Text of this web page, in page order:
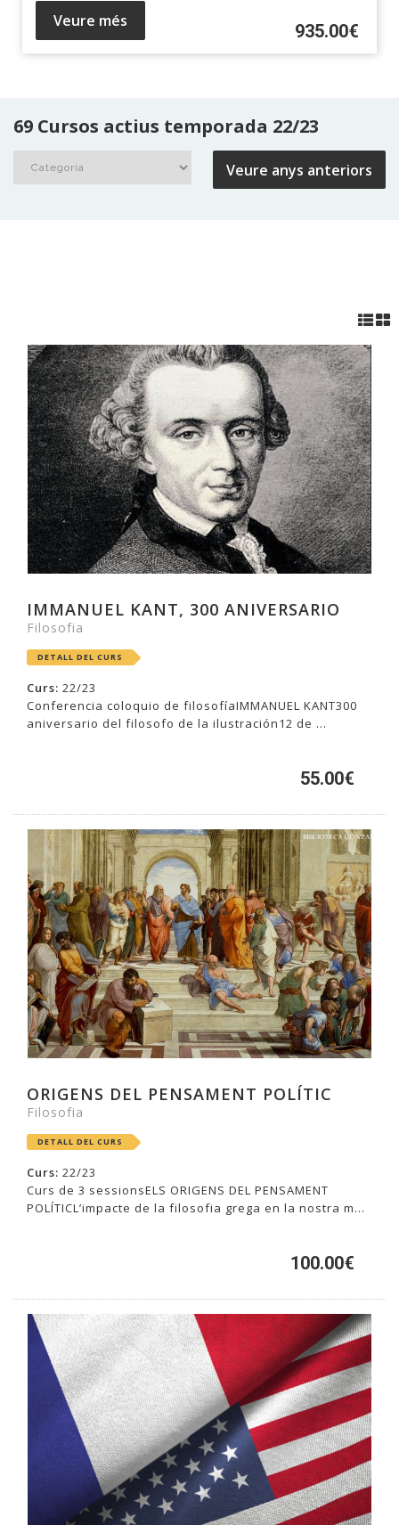
Veure més 935.00€
69 Cursos actius temporada 22/23
Veure anys anteriors
IMMANUEL KANT, 300 ANIVERSARIO
Filosofia
DETALL DEL CURS
Curs: 22/23
Conferencia coloquio de filosofíaIMMANUEL KANT300
aniversario del filosofo de la ilustración12 de ...
55.00€
ORIGENS DEL PENSAMENT POLÍTIC
Filosofia
DETALL DEL CURS
Curs: 22/23
Curs de 3 sessionsELS ORIGENS DEL PENSAMENT
POLÍTICL’impacte de la filosofia grega en la nostra m...
100.00€